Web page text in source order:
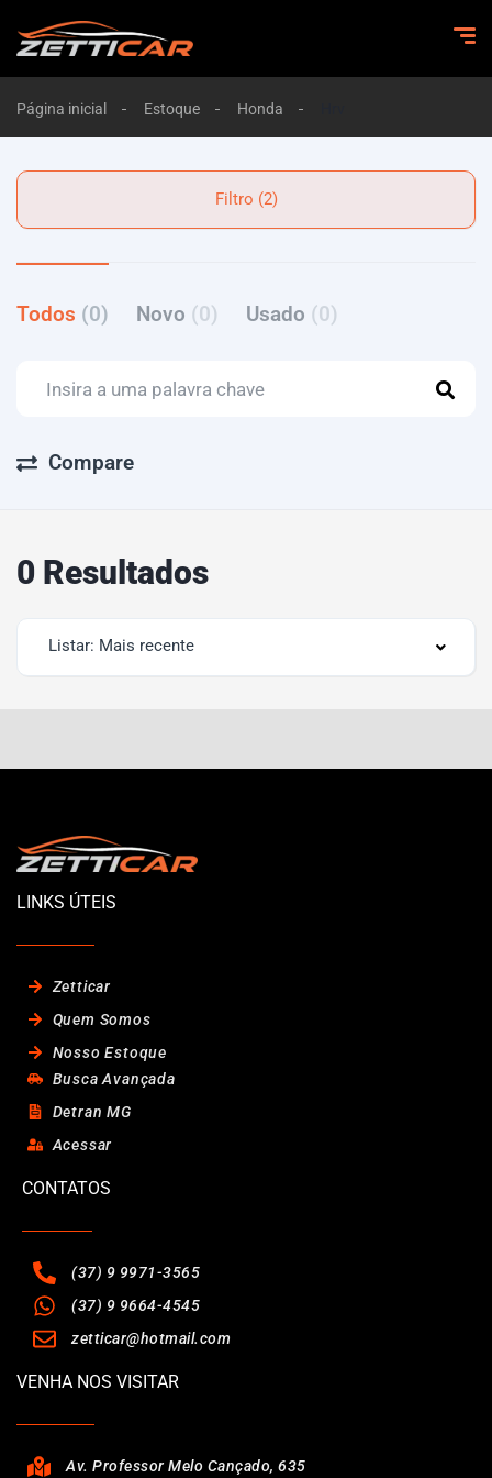
Página inicial Estoque Honda
Filtro (2)
Todos (0) Novo (0) Usado (0)
Compare
0 Resultados
Listar: Mais recente
LINKS ÚTEIS
Zetticar
Quem Somos
Nosso Estoque
Busca Avançada
Detran MG
Acessar
CONTATOS
(37) 9 9971-3565
(37) 9 9664-4545
zetticar@hotmail.com
VENHA NOS VISITAR
Av. Professor Melo Cançado, 635